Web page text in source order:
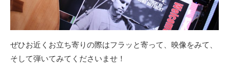
ぜひお近くお立ち寄りの際はフラッと寄って、映像をみて、
そして弾いてみてくださいませ！